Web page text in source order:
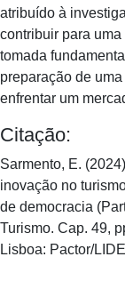
atribuído à
contribuir para
tomada
preparação de
enfrentar um
Citação:
Sarmento, E.
inovação no
de democracia
Turismo. Cap. 49,
Lisboa: Pactor/